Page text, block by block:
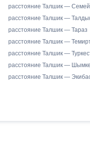
расстояние Талшик — Семей
расстояние Талшик —
расстояние Талшик — Тараз
расстояние Талшик —
расстояние Талшик —
расстояние Талшик —
расстояние Талшик —